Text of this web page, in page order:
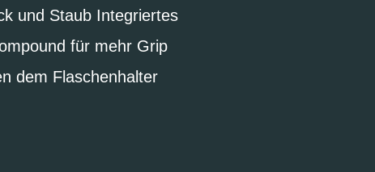
und Staub Integriertes
für mehr Grip
dem Flaschenhalter